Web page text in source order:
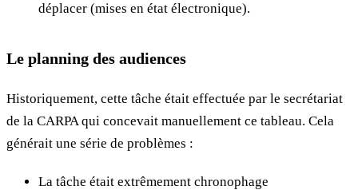
déplacer (mises en état électronique).
Le planning des audiences
Historiquement, cette tâche était effectuée par le secrétariat
de la CARPA qui concevait manuellement ce tableau. Cela
générait une série de problèmes :
La tâche était extrêmement chronophage